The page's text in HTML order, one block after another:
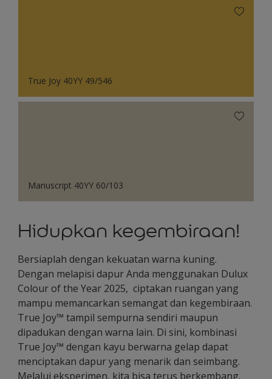
True Joy 40YY 49/546
Manuscript 40YY 60/103
Hidupkan kegembiraan!
Bersiaplah dengan kekuatan warna kuning.
Dengan melapisi dapur Anda menggunakan Dulux
Colour of the Year 2025, ciptakan ruangan yang
mampu memancarkan semangat dan kegembiraan.
True Joy™ tampil sempurna sendiri maupun
dipadukan dengan warna lain. Di sini, kombinasi
True Joy™ dengan kayu berwarna gelap dapat
menciptakan dapur yang menarik dan seimbang.
Melalui eksperimen, kita bisa terus berkembang.